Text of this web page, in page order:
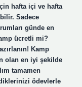
hafta içi ve hafta
Sadece
günde en
ücretli mi?
Kamp
olan en iyi şekilde
tamamen
ödevlerle